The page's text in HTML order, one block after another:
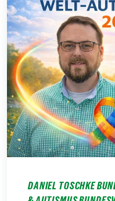
DANIEL TOSCHKE